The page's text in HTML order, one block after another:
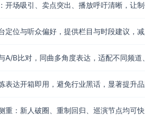
开场吸引、卖点突出、播放呼吁清晰，让
定位与听众偏好，提供栏目与时段建议，
A/B比对，同曲多角度表达，适配不同频道
表达开箱即用，避免行业黑话，显著提升
重：新人破圈、重制回归、巡演节点均可